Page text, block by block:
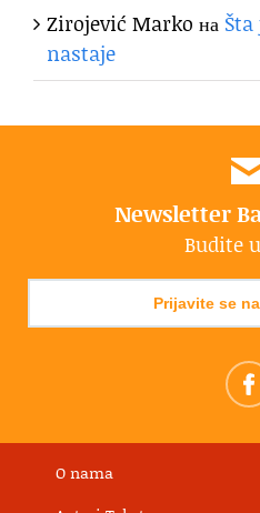
Zirojević Marko на
nastaje
Newsletter
Budite
Prijavite se
O nama